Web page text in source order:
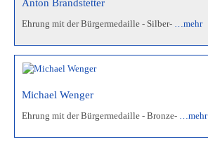
Ehrung mit der Bürgermedaille - Silber- …mehr
Michael Wenger
Ehrung mit der Bürgermedaille - Bronze- …mehr